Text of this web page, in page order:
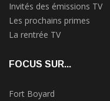
Invités des émissions TV
Les prochains primes
La rentrée TV
FOCUS SUR...
Fort Boyard